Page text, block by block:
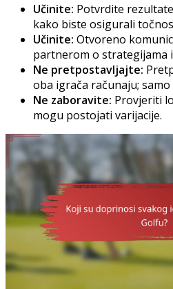
Učinite: Potvrdite
kako biste osigurali
Učinite: Otvoreno
partnerom o strategijama
Ne pretpostavljajte:
oba igrača računaju;
Ne zaboravite: Provjeriti
mogu postojati varijacije.